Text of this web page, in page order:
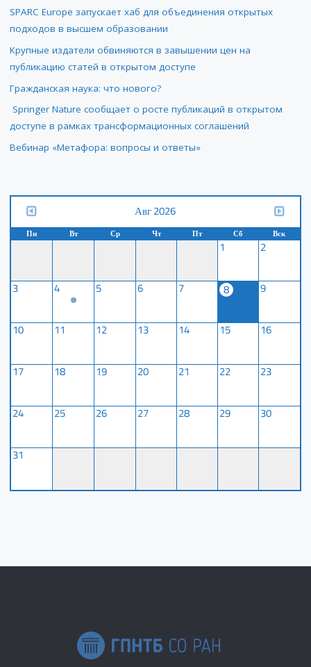
SPARC Europe запускает хаб для объединения открытых
подходов в высшем образовании
Крупные издатели обвиняются в завышении цен на
публикацию статей в открытом доступе
Гражданская наука: что нового?
Springer Nature сообщает о росте публикаций в открытом
доступе в рамках трансформационных соглашений
Вебинар «Метафора: вопросы и ответы»
Авг 2026
Пн Вт Ср Чт Пт Сб Вск
1 2
3 4 5 6 7 8 9
10 11 12 13 14 15 16
17 18 19 20 21 22 23
24 25 26 27 28 29 30
31